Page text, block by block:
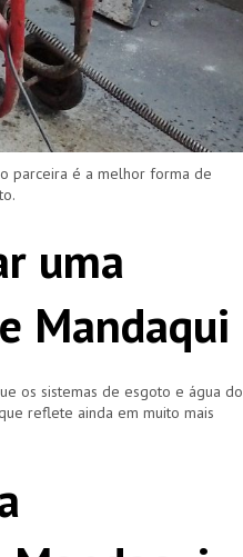
parceira é a melhor forma de
uma
Mandaqui
os sistemas de esgoto e água do
reflete ainda em muito mais